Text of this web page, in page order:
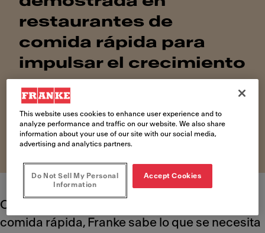
restaurantes de
comida rápida para
impulsar el crecimiento
Ayudamos a las cadenas de restaurantes de
comida rápida a gestionar los costes y los riesgos
derivados de la creación y el suministro de todas
sus redes
Con más de cincuenta años en el sector de la
comida rápida, Franke sabe lo que se necesita
This website uses cookies to enhance user experience and to
analyze performance and traffic on our website. We also share
information about your use of our site with our social media,
advertising and analytics partners.
Do Not Sell My Personal
Information
Accept Cookies